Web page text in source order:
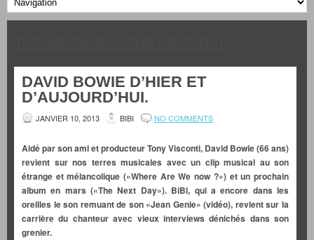
DAVID BOWIE D’HIER ET
D’AUJOURD’HUI.
JANVIER 10, 2013 BIBI NO COMMENTS
Aidé par son ami et producteur Tony Visconti, David Bowie (66 ans)
revient sur nos terres musicales avec un clip musical au son
étrange et mélancolique («Where Are We now ?») et un prochain
album en mars («The Next Day»). BiBi, qui a encore dans les
oreilles le son remuant de son «Jean Genie» (vidéo), revient sur la
carrière du chanteur avec vieux interviews dénichés dans son
grenier.